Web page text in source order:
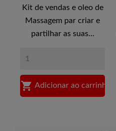
Kit de vendas e oleo de
Massagem par criar e
partilhar as suas...
 Adicionar ao carrinho